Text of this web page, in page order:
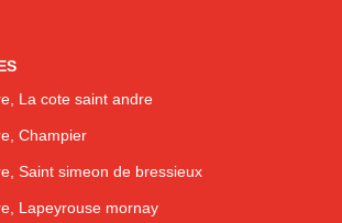
La cote saint andre
Champier
Saint simeon de bressieux
Lapeyrouse mornay